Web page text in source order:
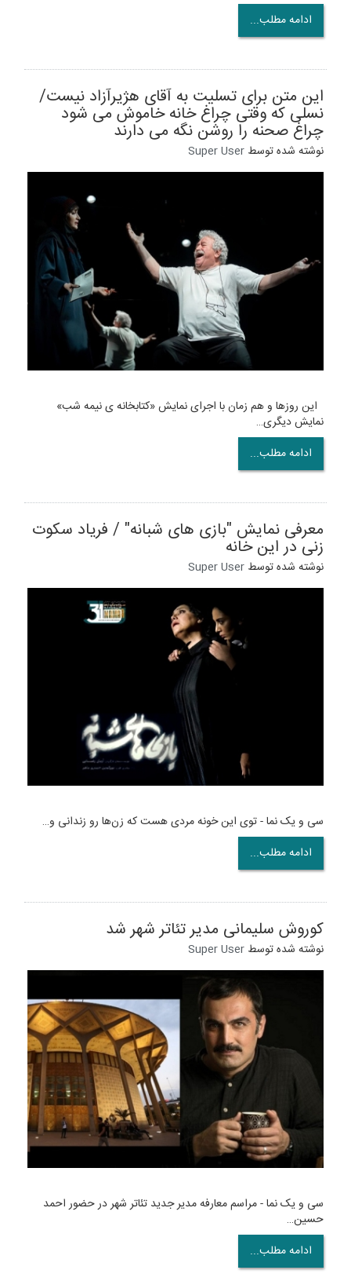
ادامه مطلب...
این متن برای تسلیت به آقای هژیرآزاد نیست/
نسلی که وقتی چراغ خانه خاموش می شود
چراغ صحنه را روشن نگه می دارند
نوشته شده توسط Super User
این روزها و هم زمان با اجرای نمایش «کتابخانه ی نیمه شب»
نمایش دیگری…
ادامه مطلب...
معرفی نمایش "بازی های شبانه" / فریاد سکوت
زنی در این خانه
نوشته شده توسط Super User
سی و یک نما - توی این خونه مردی هست که زن‌ها رو زندانی و…
ادامه مطلب...
کوروش سلیمانی مدیر تئاتر شهر شد
نوشته شده توسط Super User
سی و یک نما - مراسم معارفه مدیر جدید تئاتر شهر در حضور احمد
حسین…
ادامه مطلب...